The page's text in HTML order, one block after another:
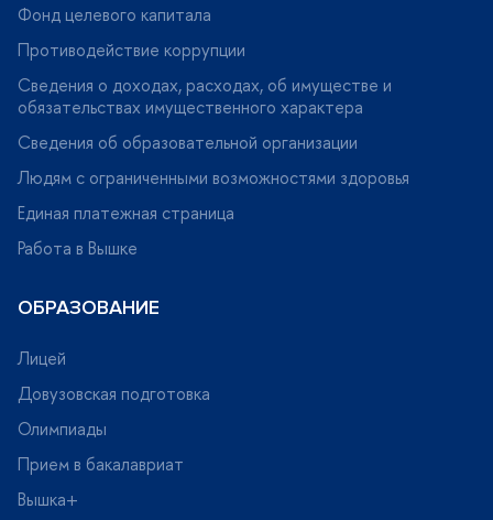
Фонд целевого капитала
Противодействие коррупции
Сведения о доходах, расходах, об имуществе и
обязательствах имущественного характера
Сведения об образовательной организации
Людям с ограниченными возможностями здоровья
Единая платежная страница
Работа в Вышке
ОБРАЗОВАНИЕ
Лицей
Довузовская подготовка
Олимпиады
Прием в бакалавриат
ышка+